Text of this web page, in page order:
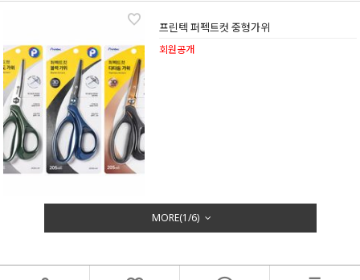
프린텍 퍼펙트컷 중형가위
회원공개
MORE(1/6)